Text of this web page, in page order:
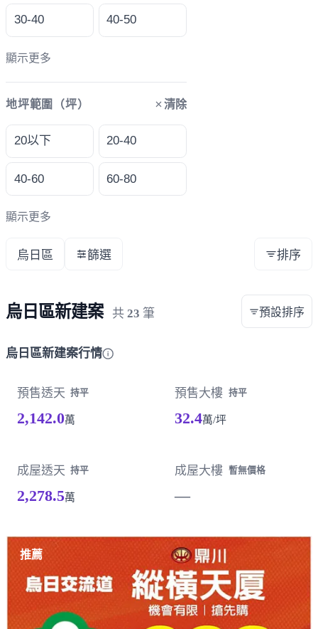
30-40 40-50
顯示更多
地坪範圍（坪） 清除
20以下 20-40
40-60 60-80
顯示更多
烏日區 篩選 排序
烏日區新建案 共 23 筆 預設排序
烏日區新建案行情
預售透天 持平
2,142.0萬
預售大樓 持平
32.4萬/坪
成屋透天 持平
2,278.5萬
成屋大樓 暫無價格
—
載入失敗，請重新整理
推薦